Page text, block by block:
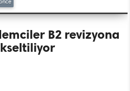
B2 revizyona